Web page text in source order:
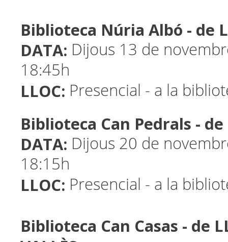
Biblioteca Núria Albó - de
DATA: Dijous 13 de
18:45h
LLOC: Presencial - a la
Biblioteca Can Pedrals - de
DATA: Dijous 20 de
18:15h
LLOC: Presencial - a la
Biblioteca Can Casas - de